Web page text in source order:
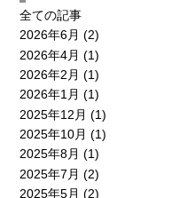
新卒採用
エントリー
全ての記事
2026年6月 (2)
2026年4月 (1)
2026年2月 (1)
2026年1月 (1)
2025年12月 (1)
2025年10月 (1)
2025年8月 (1)
2025年7月 (2)
2025年5月 (2)